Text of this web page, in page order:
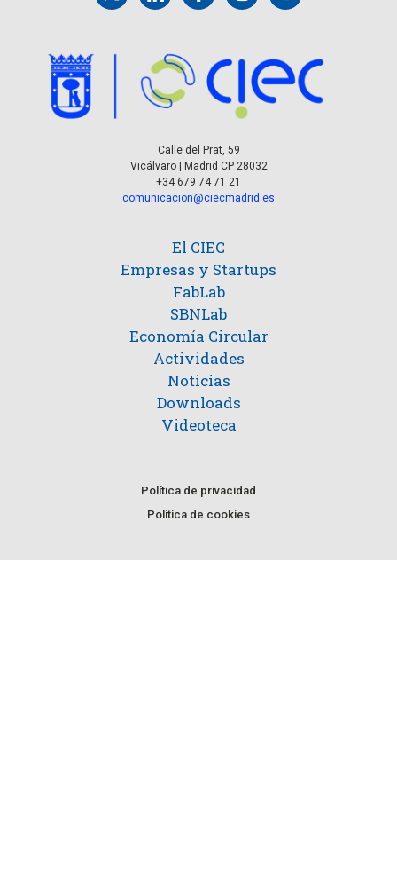
Calle del Prat, 59
Vicálvaro | Madrid CP 28032
+34 679 74 71 21
comunicacion@ciecmadrid.es
El CIEC
Empresas y Startups
FabLab
SBNLab
Economía Circular
Actividades
Noticias
Downloads
Videoteca
Política de privacidad
Política de cookies